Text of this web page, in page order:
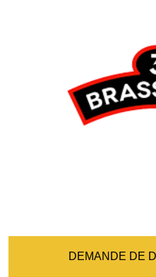
DEMANDE DE